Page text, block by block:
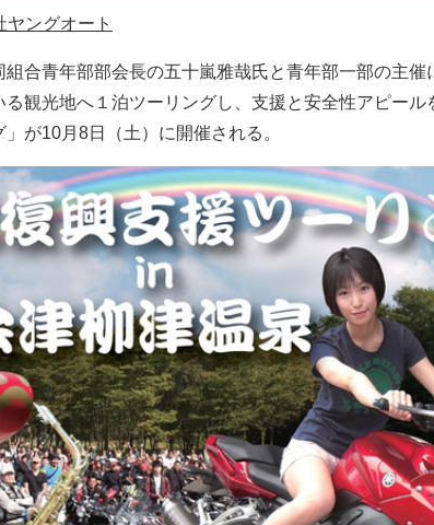
ヤングオート
組合青年部部会長の五十嵐雅哉氏と青年部一部の主催
る観光地へ１泊ツーリングし、支援と安全性アピール
が10月8日（土）に開催される。